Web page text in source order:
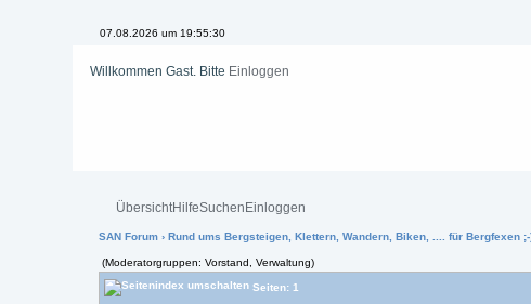
07.08.2026 um 19:55:30
Willkommen Gast. Bitte Einloggen
ÜbersichtHilfeSuchen Einloggen
SAN Forum ›Rund ums Bergsteigen, Klettern, Wandern, Biken, .... für Bergfexen ;-
(Moderatorgruppen: Vorstand, Verwaltung)
Seiten: 1